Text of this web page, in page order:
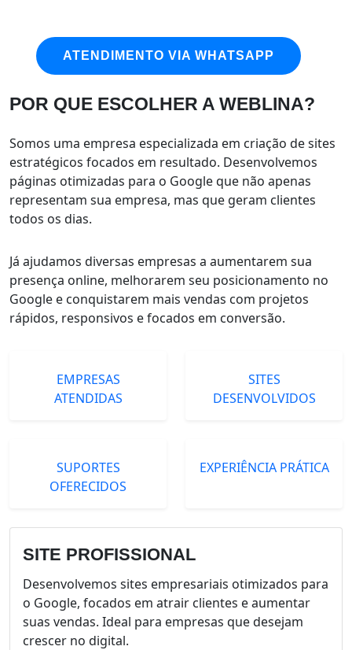
ATENDIMENTO VIA WHATSAPP
POR QUE ESCOLHER A WEBLINA?
Somos uma empresa especializada em criação de sites
estratégicos focados em resultado. Desenvolvemos
páginas otimizadas para o Google que não apenas
representam sua empresa, mas que geram clientes
todos os dias.
Já ajudamos diversas empresas a aumentarem sua
presença online, melhorarem seu posicionamento no
Google e conquistarem mais vendas com projetos
rápidos, responsivos e focados em conversão.
EMPRESAS
ATENDIDAS
SITES
DESENVOLVIDOS
SUPORTES
OFERECIDOS
EXPERIÊNCIA PRÁTICA
SITE PROFISSIONAL
Desenvolvemos sites empresariais otimizados para
o Google, focados em atrair clientes e aumentar
suas vendas. Ideal para empresas que desejam
crescer no digital.